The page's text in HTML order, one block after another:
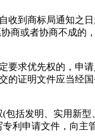
到商标局通知之
商或者协商不成的
要求优先权的，申
的证明文件应当经
括发明、实用新
利申请文件，向主